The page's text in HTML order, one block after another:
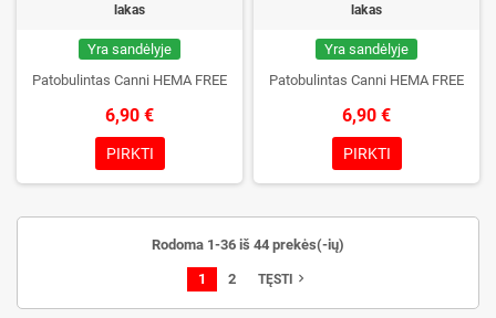
lakas
Yra sandėlyje
Patobulintas Canni HEMA FREE
6,90 €
PIRKTI
lakas
Yra sandėlyje
Patobulintas Canni HEMA FREE
6,90 €
PIRKTI
Rodoma 1-36 iš 44 prekės(-ių)
1 2 TĘSTI navigate_next